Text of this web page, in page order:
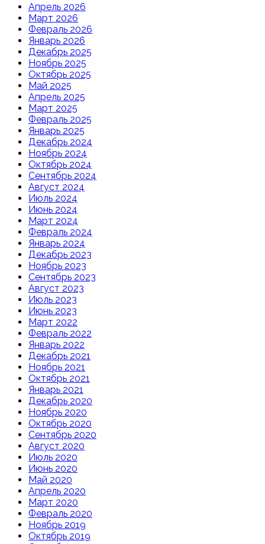
Апрель 2026
Март 2026
Февраль 2026
Январь 2026
Декабрь 2025
Ноябрь 2025
Октябрь 2025
Май 2025
Апрель 2025
Март 2025
Февраль 2025
Январь 2025
Декабрь 2024
Ноябрь 2024
Октябрь 2024
Сентябрь 2024
Август 2024
Июль 2024
Июнь 2024
Март 2024
Февраль 2024
Январь 2024
Декабрь 2023
Ноябрь 2023
Сентябрь 2023
Август 2023
Июль 2023
Июнь 2023
Март 2022
Февраль 2022
Январь 2022
Декабрь 2021
Ноябрь 2021
Октябрь 2021
Январь 2021
Декабрь 2020
Ноябрь 2020
Октябрь 2020
Сентябрь 2020
Август 2020
Июль 2020
Июнь 2020
Май 2020
Апрель 2020
Март 2020
Февраль 2020
Ноябрь 2019
Октябрь 2019